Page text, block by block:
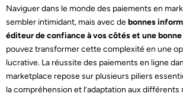
Naviguer dans le monde des paiements en
sembler intimidant, mais avec debonnes
éditeur de confiance à vos côtés et une
pouvez transformer cette complexité en une
lucrative. La réussite des paiements en ligne
marketplace repose sur plusieurs piliers
la compréhension et l’adaptation aux différents